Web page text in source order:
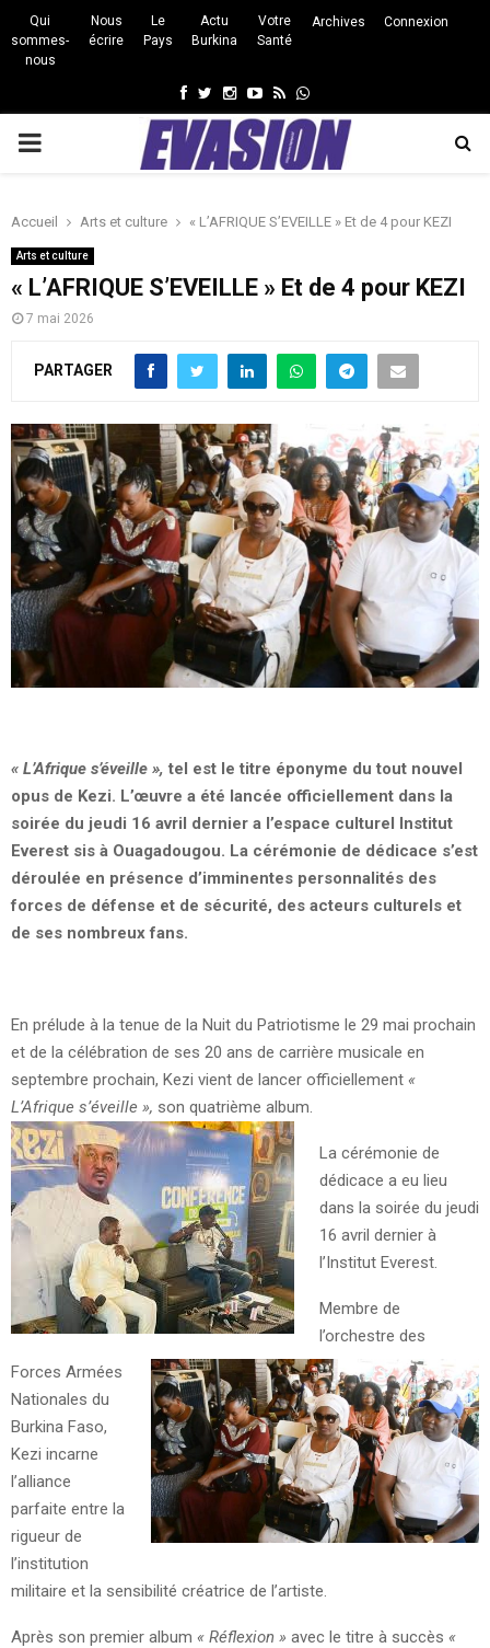
Qui
sommes-
nous
Nous
écrire
Le
Pays
Actu
Burkina
Votre
Santé
Archives Connexion
Facebook
Twitter
Instagram
Youtube
RssWhatsapp
PRIMARY
Accueil Arts et culture « L’AFRIQUE S’EVEILLE » Et de 4 pour KEZI
Arts et culture
« L’AFRIQUE S’EVEILLE » Et de 4 pour KEZI
7 mai 2026
PARTAGER
« L’Afrique s’éveille », tel est le titre éponyme du tout nouvel
opus de Kezi. L’œuvre a été lancée officiellement dans la
soirée du jeudi 16 avril dernier a l’espace culturel Institut
Everest sis à Ouagadougou. La cérémonie de dédicace s’est
déroulée en présence d’imminentes personnalités des
forces de défense et de sécurité, des acteurs culturels et
de ses nombreux fans.
En prélude à la tenue de la Nuit du Patriotisme le 29 mai prochain
et de la célébration de ses 20 ans de carrière musicale en
septembre prochain, Kezi vient de lancer officiellement «
L’Afrique s’éveille », son quatrième album.
La cérémonie de
dédicace a eu lieu
dans la soirée du jeudi
16 avril dernier à
l’Institut Everest.
Membre de
l’orchestre des
Forces Armées
Nationales du
Burkina Faso,
Kezi incarne
l’alliance
parfaite entre la
rigueur de
l’institution
militaire et la sensibilité créatrice de l’artiste.
Après son premier album « Réflexion » avec le titre à succès «